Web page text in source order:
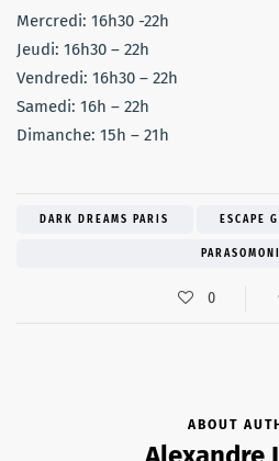
Mercredi: 16h30 -22h
Jeudi: 16h30 – 22h
Vendredi: 16h30 – 22h
Samedi: 16h – 22h
Dimanche: 15h – 21h
DARK DREAMS PARIS ESCAPE
0
ABOUT